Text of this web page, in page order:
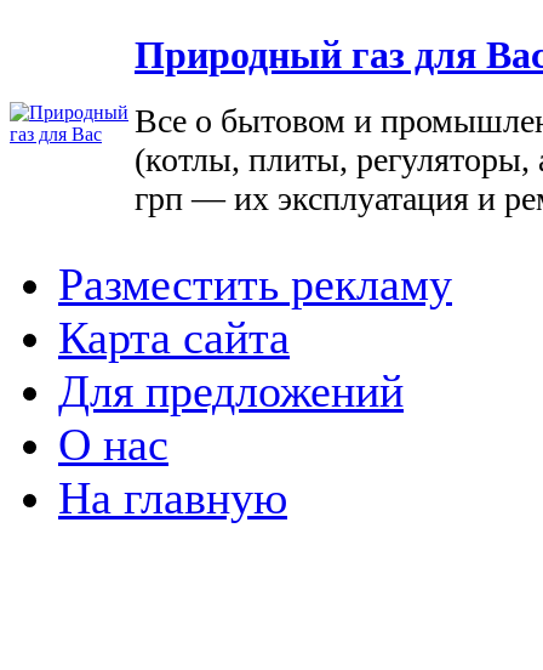
Природный газ для
Все о бытовом и
(котлы, плиты, регуляторы,
грп — их эксплуатация и
Разместить рекламу
Карта сайта
Для предложений
О нас
На главную